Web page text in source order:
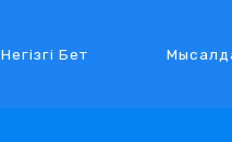
Негізгі Бет